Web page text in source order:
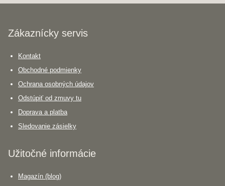
Zákaznícky servis
Kontakt
Obchodné podmienky
Ochrana osobných údajov
Odstúpiť od zmuvy tu
Doprava a platba
Sledovanie zásielky
Užitočné informácie
Magazín (blog)